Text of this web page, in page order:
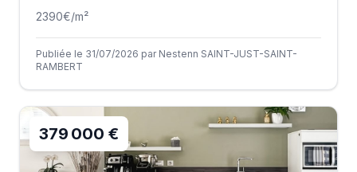
2390€/m²
Publiée le 31/07/2026 par Nestenn SAINT-JUST-SAINT-
RAMBERT
379 000 €